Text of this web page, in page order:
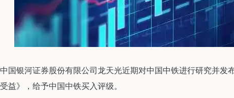
中国银河证券股份有限公司龙天光近期对中国中铁进行研究并
受益》，给予中国中铁买入评级。